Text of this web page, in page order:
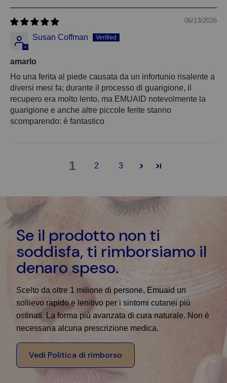
06/13/2026
Susan Coffman
amarlo
Ho una ferita al piede causata da un infortunio risalente a
diversi mesi fa; durante il processo di guarigione, il
recupero era molto lento, ma EMUAID notevolmente la
guarigione e anche altre piccole ferite stanno
scomparendo: è fantastico
1 2 3
Se il prodotto non ti
soddisfa, ti rimborsiamo il
denaro speso.
Scelto da oltre 1 milione di persone, Emuaid un
sollievo rapido e lenitivo per i sintomi cutanei più
ostinati. La forma più avanzata di cura naturale. Non è
necessaria alcuna prescrizione medica.
Vedi Politica di rimborso